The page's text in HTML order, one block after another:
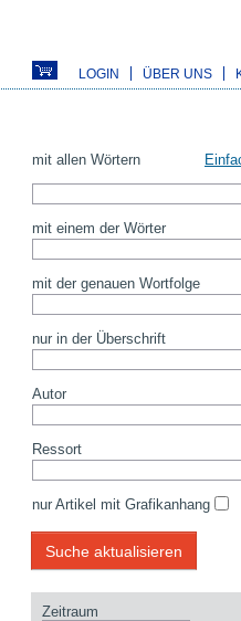
LOGIN ÜBER UNS
mit allen Wörtern
mit einem der Wörter
mit der genauen Wortfolge
nur in der Überschrift
Autor
Ressort
nur Artikel mit Grafikanhang
Zeitraum